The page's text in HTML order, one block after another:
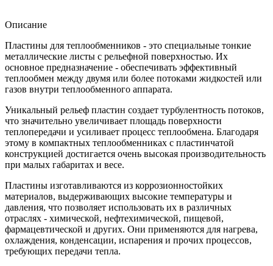
Описание
Пластины для теплообменников - это специальные тонкие
металлические листы с рельефной поверхностью. Их
основное предназначение - обеспечивать эффективный
теплообмен между двумя или более потоками жидкостей или
газов внутри теплообменного аппарата.
Уникальный рельеф пластин создает турбулентность потоков,
что значительно увеличивает площадь поверхности
теплопередачи и усиливает процесс теплообмена. Благодаря
этому в компактных теплообменниках с пластинчатой
конструкцией достигается очень высокая производительность
при малых габаритах и весе.
Пластины изготавливаются из коррозионностойких
материалов, выдерживающих высокие температуры и
давления, что позволяет использовать их в различных
отраслях - химической, нефтехимической, пищевой,
фармацевтической и других. Они применяются для нагрева,
охлаждения, конденсации, испарения и прочих процессов,
требующих передачи тепла.